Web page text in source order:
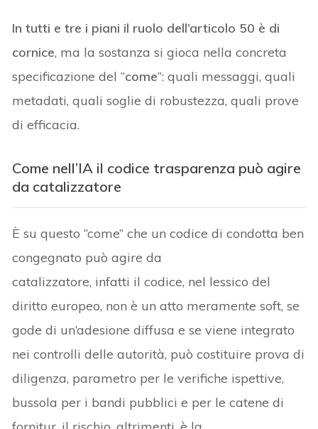
In tutti e tre i piani il ruolo dell’articolo 50 è di
cornice, ma la sostanza si gioca nella concreta
specificazione del “come”: quali messaggi, quali
metadati, quali soglie di robustezza, quali prove
di efficacia.
Come nell’IA il codice trasparenza può agire
da catalizzatore
È su questo “come” che un codice di condotta ben
congegnato può agire da
catalizzatore, infatti il codice, nel lessico del
diritto europeo, non è un atto meramente soft, se
gode di un’adesione diffusa e se viene integrato
nei controlli delle autorità, può costituire prova di
diligenza, parametro per le verifiche ispettive,
bussola per i bandi pubblici e per le catene di